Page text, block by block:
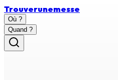
Trouverunemesse
Où ?
Quand ?